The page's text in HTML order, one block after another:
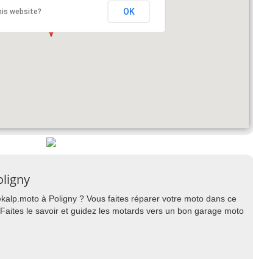
website? OK
à Poligny ? Vous faites réparer votre moto dans ce
le savoir et guidez les motards vers un bon garage moto